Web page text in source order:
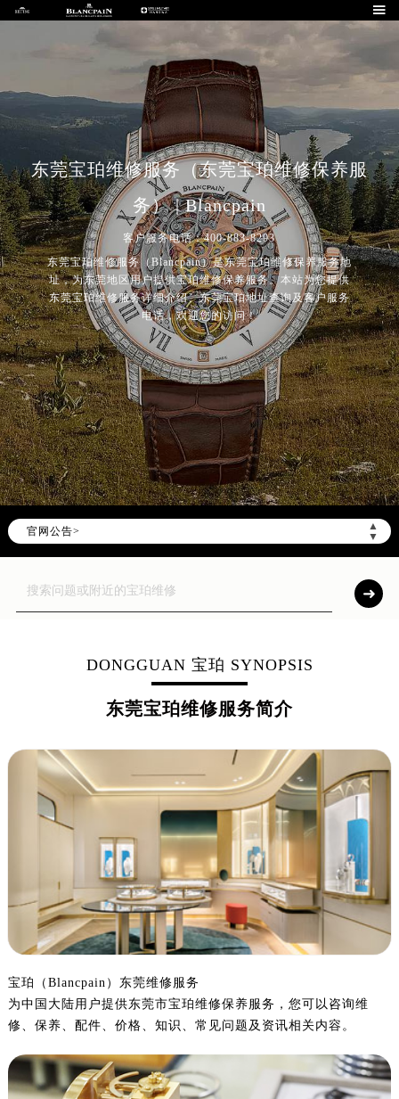

东莞宝珀维修服务（东莞宝珀维修保养服
务） | Blancpain
客户服务电话：400-883-8293
东莞宝珀维修服务（Blancpain）是东莞宝珀维修保养服务地
址，为东莞地区用户提供宝珀维修保养服务。本站为您提供
东莞宝珀维修服务详细介绍、东莞宝珀地址查询及客户服务
电话，欢迎您的访问！
官网公告>
▲
▼
DONGGUAN 宝珀 SYNOPSIS
东莞宝珀维修服务简介
宝珀（Blancpain）东莞维修服务
为中国大陆用户提供东莞市宝珀维修保养服务，您可以咨询维
修、保养、配件、价格、知识、常见问题及资讯相关内容。